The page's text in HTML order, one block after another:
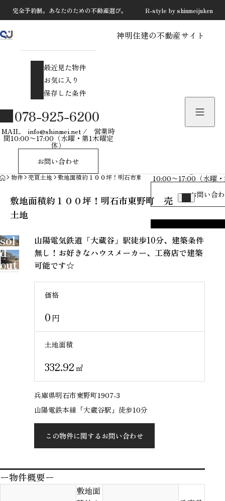
最近見た物件
物件を探す
10:00〜17:00（水曜
お問い合
完全予約制。あなたのための不動産選び。 R-style by shinmeijuken
神明住建の不動産サイト
最近見た物件
お気に入り
保存した条件
078-925-6200
MAIL info@shinmei.net / 営業時
間10:00〜17:00（水曜・第1木曜定
休）
お問い合わせ
HOME
物件 売買土地 敷地面積約１００坪！明石市東野町 売土地
敷地面積約１００坪！明石市東野町 売
土地
sol
d
out
山陽電気鉄道「大蔵谷」駅徒歩10分、建築条件
無し！お好きなハウスメーカー、工務店で建築
可能です☆
価格
0 円
土地面積
332.92㎡
兵庫県明石市東野町1907-3
山陽電鉄本線「大蔵谷駅」徒歩10分
この物件に関するお問い合わせ
ー物件概要ー
敷地面